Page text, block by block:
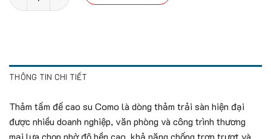
THÔNG TIN CHI TIẾT
Thảm tấm đế cao su Como là dòng thảm trải sàn hiện đại
được nhiều doanh nghiệp, văn phòng và công trình thương
mại lựa chọn nhờ độ bền cao, khả năng chống trơn trượt và